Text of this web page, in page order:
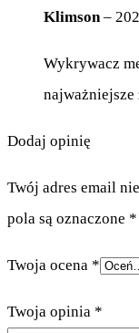
Klimson–
Wykrywacz
Dodaj opinię
Twój adres email
pola są oznaczone *
Twoja ocena *
Twoja opinia *